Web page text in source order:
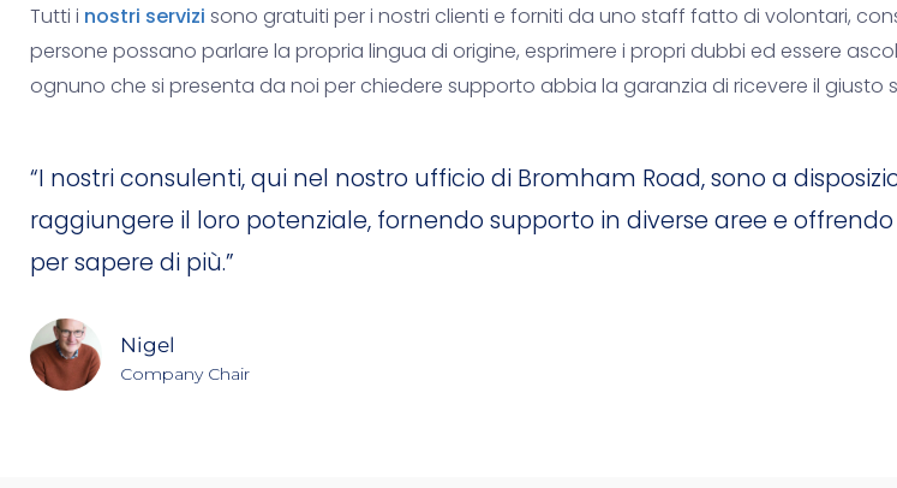
Tutti i nostri servizi sono gratuiti per i nostri clienti e forniti da uno staff fatto di volontari,
persone possano parlare la propria lingua di origine, esprimere i propri dubbi ed essere
ognuno che si presenta da noi per chiedere supporto abbia la garanzia di ricevere il giusto
“I nostri consulenti, qui nel nostro ufficio di Bromham Road, sono a
raggiungere il loro potenziale, fornendo supporto in diverse aree e
per sapere di più.”
Nigel
Company Chair